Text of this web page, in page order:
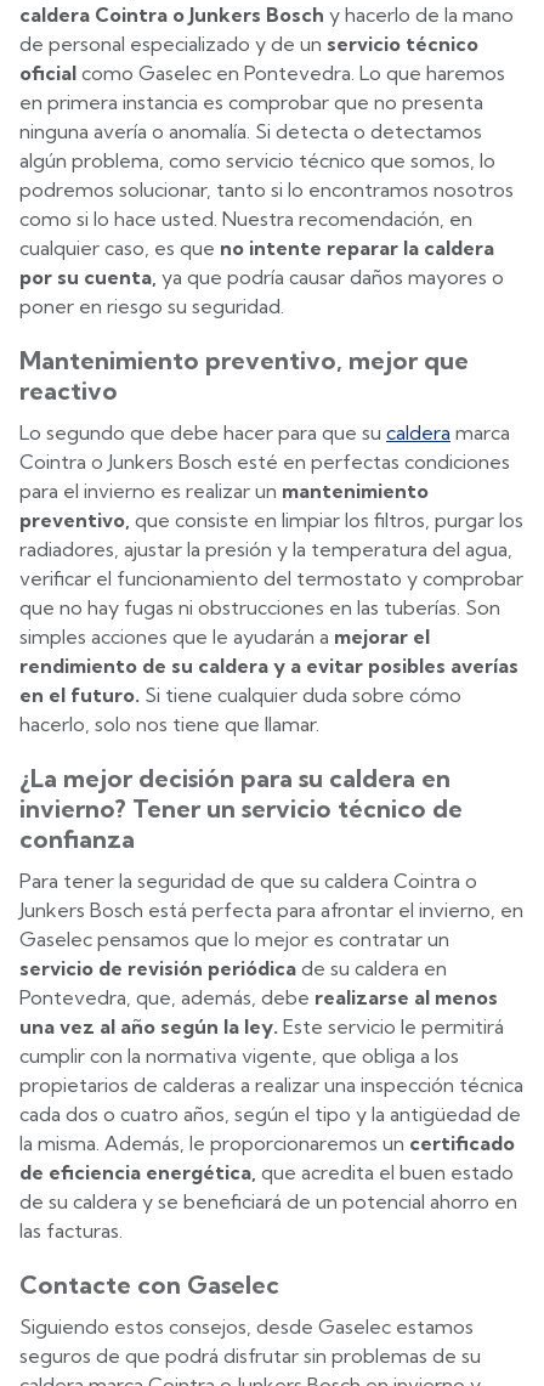
caldera Cointra o Junkers Bosch y hacerlo de la mano
de personal especializado y de un servicio técnico
oficial como Gaselec en Pontevedra. Lo que haremos
en primera instancia es comprobar que no presenta
ninguna avería o anomalía. Si detecta o detectamos
algún problema, como servicio técnico que somos, lo
podremos solucionar, tanto si lo encontramos nosotros
como si lo hace usted. Nuestra recomendación, en
cualquier caso, es que no intente reparar la caldera
por su cuenta, ya que podría causar daños mayores o
poner en riesgo su seguridad.
Mantenimiento preventivo, mejor que
reactivo
Lo segundo que debe hacer para que su caldera marca
Cointra o Junkers Bosch esté en perfectas condiciones
para el invierno es realizar un mantenimiento
preventivo, que consiste en limpiar los filtros, purgar los
radiadores, ajustar la presión y la temperatura del agua,
verificar el funcionamiento del termostato y comprobar
que no hay fugas ni obstrucciones en las tuberías. Son
simples acciones que le ayudarán a mejorar el
rendimiento de su caldera y a evitar posibles averías
en el futuro. Si tiene cualquier duda sobre cómo
hacerlo, solo nos tiene que llamar.
¿La mejor decisión para su caldera en
invierno? Tener un servicio técnico de
confianza
Para tener la seguridad de que su caldera Cointra o
Junkers Bosch está perfecta para afrontar el invierno, en
Gaselec pensamos que lo mejor es contratar un
servicio de revisión periódica de su caldera en
Pontevedra, que, además, debe realizarse al menos
una vez al año según la ley. Este servicio le permitirá
cumplir con la normativa vigente, que obliga a los
propietarios de calderas a realizar una inspección técnica
cada dos o cuatro años, según el tipo y la antigüedad de
la misma. Además, le proporcionaremos un certificado
de eficiencia energética, que acredita el buen estado
de su caldera y se beneficiará de un potencial ahorro en
las facturas.
Contacte con Gaselec
Siguiendo estos consejos, desde Gaselec estamos
seguros de que podrá disfrutar sin problemas de su